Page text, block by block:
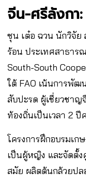
จีน-ศรีลังกา
ซุน เต๋อ ฉวน นักวิจัย
ร้อน ประเทศสาธาร
South-South
ใต้ FAO เน้นการพัฒ
สับปะรด ผู้เชี่ยวชาญ
ท้องถิ่นเป็นเวลา 2 ปี
โครงการฝึกอบรมเก
เป็นผู้หญิง และจัดตั้ง
สมัย ผลิตต้นกล้วยป